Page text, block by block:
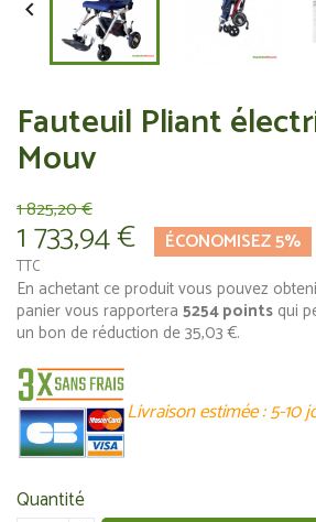

Fauteuil Pliant
Mouv
1 825,20 €
1 733,94 € ÉCONOMISEZ 5%
TTC
En achetant ce produit vous pouvez
panier vous rapportera 5254points qui
un bon de réduction de35,03 €.
Livraison estimée : 5-10
Quantité